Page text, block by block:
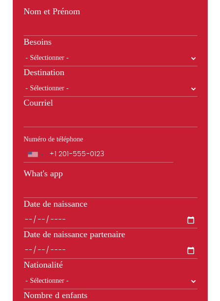
Nom et Prénom
Besoins
Destination
Courriel
Numéro de téléphone
Téléphone
What's app
Date de naissance
Date de naissance partenaire
Nationalité
Nombre d enfants